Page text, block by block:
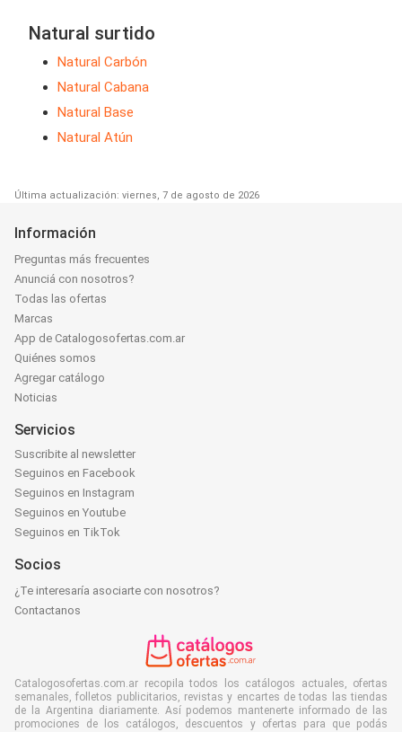
Natural surtido
Natural Carbón
Natural Cabana
Natural Base
Natural Atún
Última actualización: viernes, 7 de agosto de 2026
Información
Preguntas más frecuentes
Anunciá con nosotros?
Todas las ofertas
Marcas
App de Catalogosofertas.com.ar
Quiénes somos
Agregar catálogo
Noticias
Servicios
Suscribite al newsletter
Seguinos en Facebook
Seguinos en Instagram
Seguinos en Youtube
Seguinos en TikTok
Socios
¿Te interesaría asociarte con nosotros?
Contactanos
Catalogosofertas.com.ar recopila todos los catálogos actuales, ofertas
semanales, folletos publicitarios, revistas y encartes de todas las tiendas
de la Argentina diariamente. Así podemos mantenerte informado de las
promociones de los catálogos, descuentos y ofertas para que podás